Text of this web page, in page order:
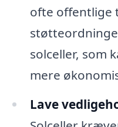
ofte offentlige
solceller, som
mere
Lave